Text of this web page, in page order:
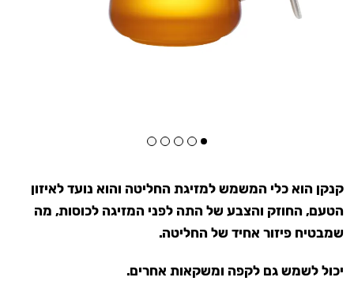
קנקן הוא כלי המשמש למזיגת החליטה והוא נועד לאיזון
הטעם, החוזק והצבע של התה לפני המזיגה לכוסות, מה
שמבטיח פיזור אחיד של החליטה.
יכול לשמש גם לקפה ומשקאות אחרים.